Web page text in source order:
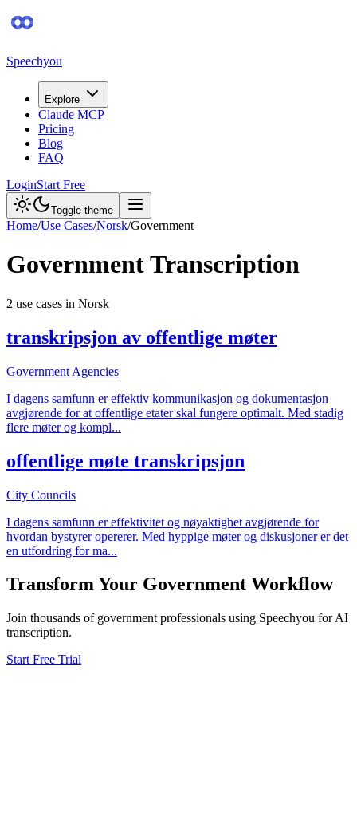
Speechyou
Explore
Claude MCP
Pricing
Blog
FAQ
LoginStart Free
Toggle theme
Home/Use Cases/Norsk/Government
GovernmentTranscription
2 use cases in Norsk
transkripsjon av offentlige møter
Government Agencies
I dagens samfunn er effektiv kommunikasjon og dokumentasjon
avgjørende for at offentlige etater skal fungere optimalt. Med stadig
flere møter og kompl...
offentlige møte transkripsjon
City Councils
I dagens samfunn er effektivitet og nøyaktighet avgjørende for
hvordan bystyrer opererer. Med hyppige møter og diskusjoner er det
en utfordring for ma...
Transform Your Government Workflow
Join thousands of government professionals using Speechyou for AI
transcription.
Start Free Trial